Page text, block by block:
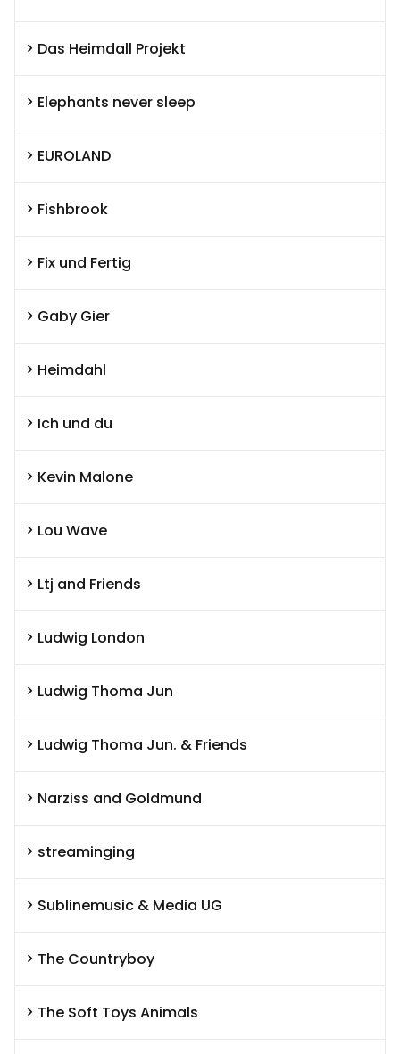
Das Heimdall Projekt
Elephants never sleep
EUROLAND
Fishbrook
Fix und Fertig
Gaby Gier
Heimdahl
Ich und du
Kevin Malone
Lou Wave
Ltj and Friends
Ludwig London
Ludwig Thoma Jun
Ludwig Thoma Jun. & Friends
Narziss and Goldmund
streaminging
Sublinemusic & Media UG
The Countryboy
The Soft Toys Animals